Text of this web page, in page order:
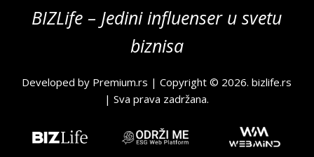
BIZLife – Jedini influenser u svetu
biznisa
Developed by Premium.rs | Copyright © 2026.bizlife.rs
| Sva prava zadržana.